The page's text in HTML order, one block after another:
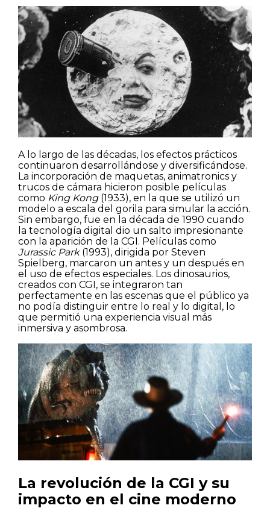
A lo largo de las décadas, los efectos prácticos
continuaron desarrollándose y diversificándose.
La incorporación de maquetas, animatronics y
trucos de cámara hicieron posible películas
como King Kong(1933), en la que se utilizó un
modelo a escala del gorila para simular la acción.
Sin embargo, fue en la década de 1990 cuando
la tecnología digital dio un salto impresionante
con la aparición de la CGI. Películas como
Jurassic Park(1993), dirigida por Steven
Spielberg, marcaron un antes y un después en
el uso de efectos especiales. Los dinosaurios,
creados con CGI, se integraron tan
perfectamente en las escenas que el público ya
no podía distinguir entre lo real y lo digital, lo
que permitió una experiencia visual más
inmersiva y asombrosa.
La revolución de la CGI y su
impacto en el cine moderno